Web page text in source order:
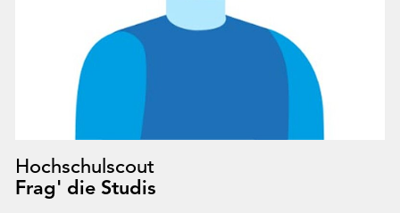
Hochschulscout
Frag' die Studis